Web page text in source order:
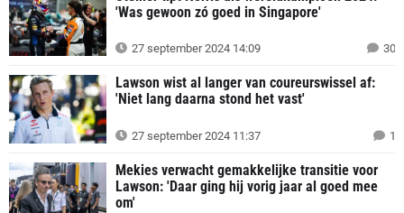
'Was gewoon zó goed in Singapore'
27 september 2024 14:09 30
Lawson wist al langer van coureurswissel af:
'Niet lang daarna stond het vast'
27 september 2024 11:37 1
Mekies verwacht gemakkelijke transitie voor
Lawson: 'Daar ging hij vorig jaar al goed mee
om'